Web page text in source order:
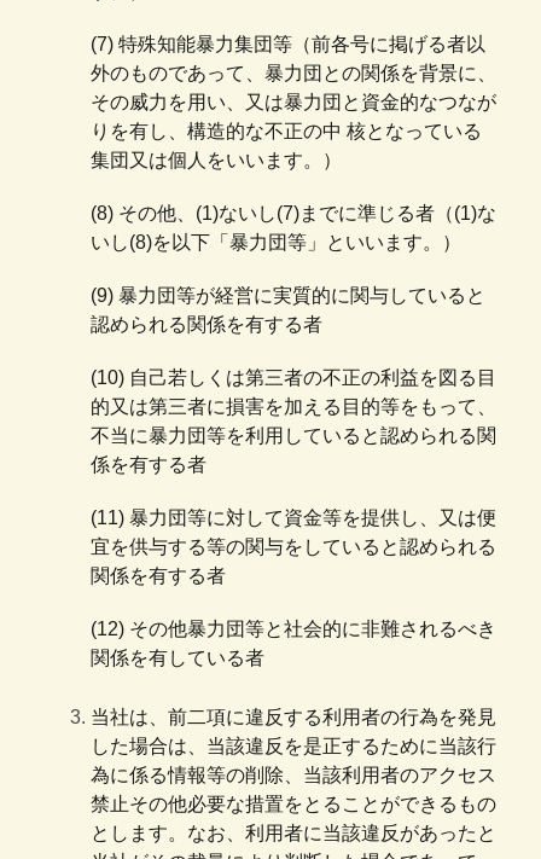
(7) 特殊知能暴力集団等（前各号に掲げる者以
外のものであって、暴力団との関係を背景に、
その威力を用い、又は暴力団と資金的なつなが
りを有し、構造的な不正の中 核となっている
集団又は個人をいいます。）
(8) その他、(1)ないし(7)までに準じる者（(1)な
いし(8)を以下「暴力団等」といいます。）
(9) 暴力団等が経営に実質的に関与していると
認められる関係を有する者
(10) 自己若しくは第三者の不正の利益を図る目
的又は第三者に損害を加える目的等をもって、
不当に暴力団等を利用していると認められる関
係を有する者
(11) 暴力団等に対して資金等を提供し、又は便
宜を供与する等の関与をしていると認められる
関係を有する者
(12) その他暴力団等と社会的に非難されるべき
関係を有している者
当社は、前二項に違反する利用者の行為を発見
した場合は、当該違反を是正するために当該行
為に係る情報等の削除、当該利用者のアクセス
禁止その他必要な措置をとることができるもの
とします。なお、利用者に当該違反があったと